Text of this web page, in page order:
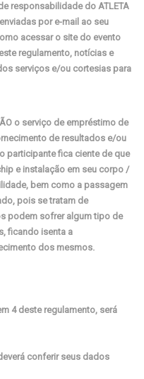
responsabilidade do ATLETA
por e-mail ao seu
acessar o site do evento
regulamento, notícias e
serviços e/ou cortesias para
o serviço de empréstimo de
de resultados e/ou
participante fica ciente de que
e instalação em seu corpo /
bem como a passagem
pois se tratam de
podem sofrer algum tipo de
ficando isenta a
dos mesmos.
4 deste regulamento, será
conferir seus dados